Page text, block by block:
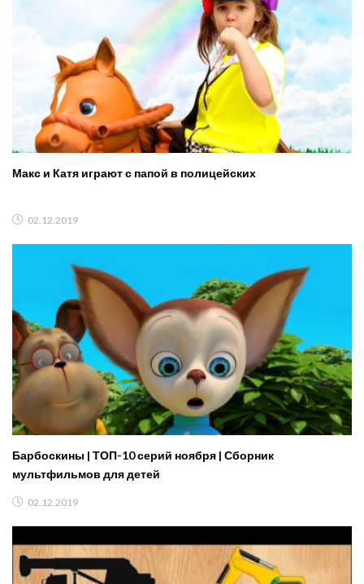
Макс и Катя играют с папой в полицейских
02.12.2019
Барбоскины | ТОП-10 серий ноября | Сборник
мультфильмов для детей
02.12.2019